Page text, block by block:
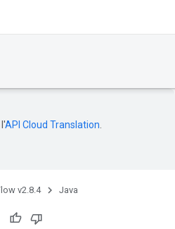
API Cloud Translation
v2.8.4 Java